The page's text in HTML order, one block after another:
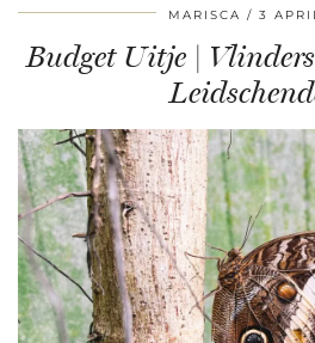
MARISCA 3
Budget Uitje |